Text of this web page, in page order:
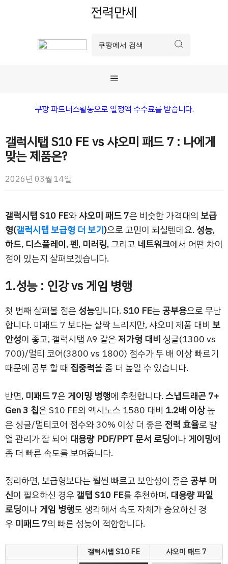
전력만세
메
뉴
쿠팡 파트너스활동으로 일정액 수수료를 받습니다.
갤럭시탭 S10 FE vs 샤오미 패드 7 : 나에게
맞는 제품은?
2026년 03월 14일
갤럭시탭 S10 FE와샤오미 패드 7은 비슷한 가격대의 보급
형(갤럭시탭 보급형 더 보기)으로 고민이 되실텐데요. 성능,
하드,디스플레이,펜,미러링, 그리고 네트워크에서 어떤 차이
점이 있는지 살펴보겠습니다.
1.성능 : 인강 vs 게임 병행
첫 번째 살펴볼 점은 성능입니다.S10 FE는공부용으로 무난
합니다. 미패드 7 보다는 살짝 느리지만, 샤오미 제품 대비 보
안성이 좋고, 갤럭시탭 A9 같은저가형 대비 싱글(1300 vs
700)/멀티 코어(3800 vs 1800) 점수가 두 배 이상 빠르기
때문에 공부 할 때 집중력을 좀 더 높일 수 있습니다.
반면,미패드 7은 게이밍 병행에 추천합니다.스냅드래곤 7+
Gen 3 칩은 S10 FE의 엑시노스 1580 대비 1.2배 이상높
은 싱글/멀티코어 점수와 30% 이상 더 좋은 전력 효율로 발
열 관리가 잘 되어 대용량 PDF/PPT 문서 로딩이나 게이밍에
좀 더 빠른 속도를 보여줍니다.
정리하면, 보급형보다는 훨씬 빠르고 보안성이 좋은공부 머
신이 필요하신 경우 갤탭 S10 FE를 추천하며,대용량 파일
로딩이나 게임 병행도 생각해서 속도 자체가 중요하신 경
우 미패드 7의 빠른 성능이 적합합니다.
갤럭시탭 S10 FE 샤오미 패드 7